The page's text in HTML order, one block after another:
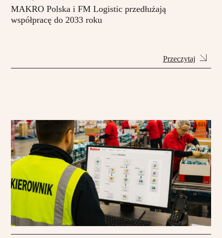
MAKRO Polska i FM Logistic przedłużają
współpracę do 2033 roku
Przeczytaj